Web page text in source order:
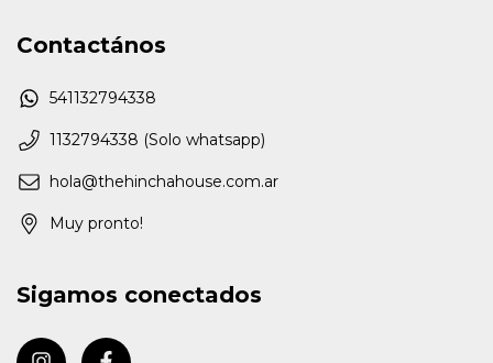
Contactános
541132794338
1132794338 (Solo whatsapp)
hola@thehinchahouse.com.ar
Muy pronto!
Sigamos conectados